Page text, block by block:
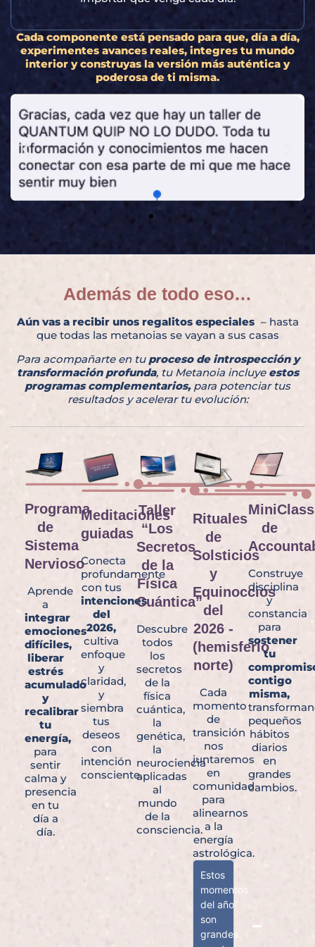
Cada componente está pensado para que, día a día,
experimentes avances reales, integres tu mundo
interior y construyas la versión más auténtica y
poderosa de ti misma.
Además de todo eso…
Aún vas a recibir unos regalitos especiales– hasta
que todas las metanoias se vayan a sus casas
Para acompañarte en tu proceso de introspección y
transformación profunda, tu Metanoia incluye estos
programas complementarios,para potenciar tus
resultados y acelerar tu evolución:
Programa
de
Sistema
Nervioso
Aprende
a
integrar
emociones
difíciles,
liberar
estrés
acumulado
y
recalibrar
tu
energía,
para
sentir
calma y
presencia
en tu
día a
día.
Meditaciones
guiadas
Conecta
profundamente
con tus
intenciones
del
2026,
cultiva
enfoque
y
claridad,
y
siembra
tus
deseos
con
intención
consciente.
Taller
“Los
Secretos
de la
Física
Cuántica”
Descubre
todos
los
secretos
de la
física
cuántica,
la
genética,
la
neurociencia
aplicadas
al
mundo
de la
consciencia.
Rituales
de
Solsticios
y
Equinoccios
del
2026 -
(hemisferio
norte)
Cada
momento
de
transición
nos
juntaremos
en
comunidad
para
alinearnos
a la
energía
astrológica.
Estos
momentos
del año
son
grandes
MiniClass
de
Construye
disciplina
y
constancia
para
sostener
tu
contigo
misma,
pequeños
hábitos
diarios
en
grandes
cambios.